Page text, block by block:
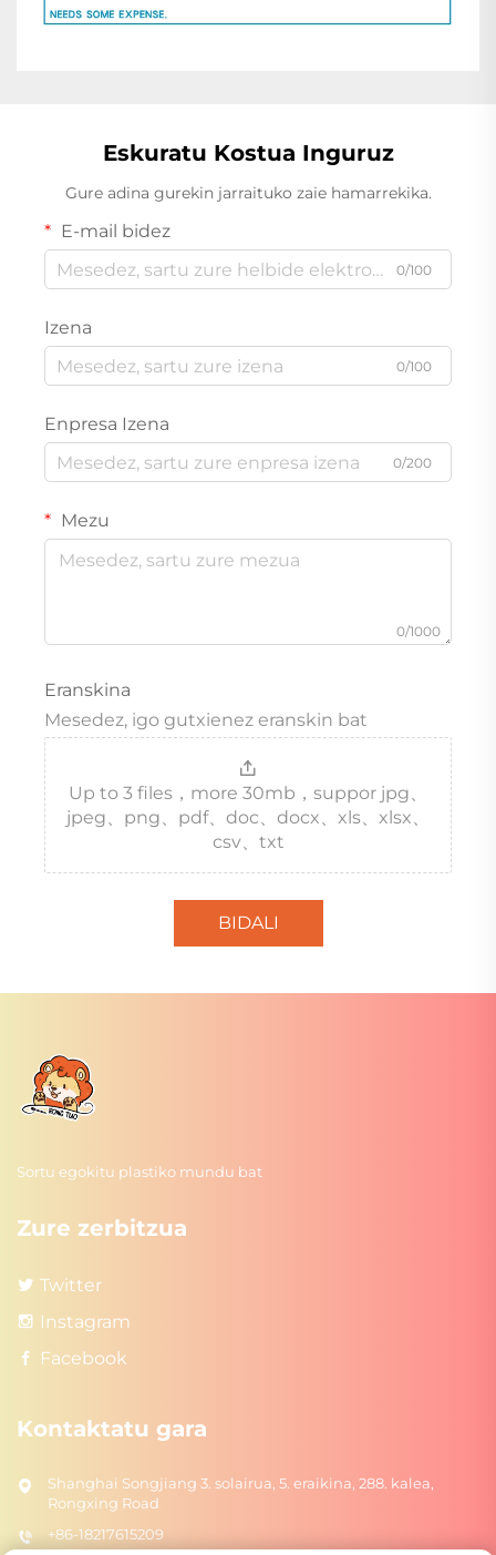
Eskuratu Kostua Inguruz
Gure adina gurekin jarraituko zaie hamarrekika.
E-mail bidez
0/100
Izena
0/100
Enpresa Izena
0/200
Mezu
0/1000
Eranskina
Mesedez, igo gutxienez eranskin bat
Up to 3 files，more 30mb，suppor jpg、
jpeg、png、pdf、doc、docx、xls、xlsx、
csv、txt
BIDALI
Sortu egokitu plastiko mundu bat
Zure zerbitzua
Twitter
Instagram
Facebook
Kontaktatu gara
Shanghai Songjiang 3. solairua, 5. eraikina, 288. kalea,
Rongxing Road
+86-18217615209